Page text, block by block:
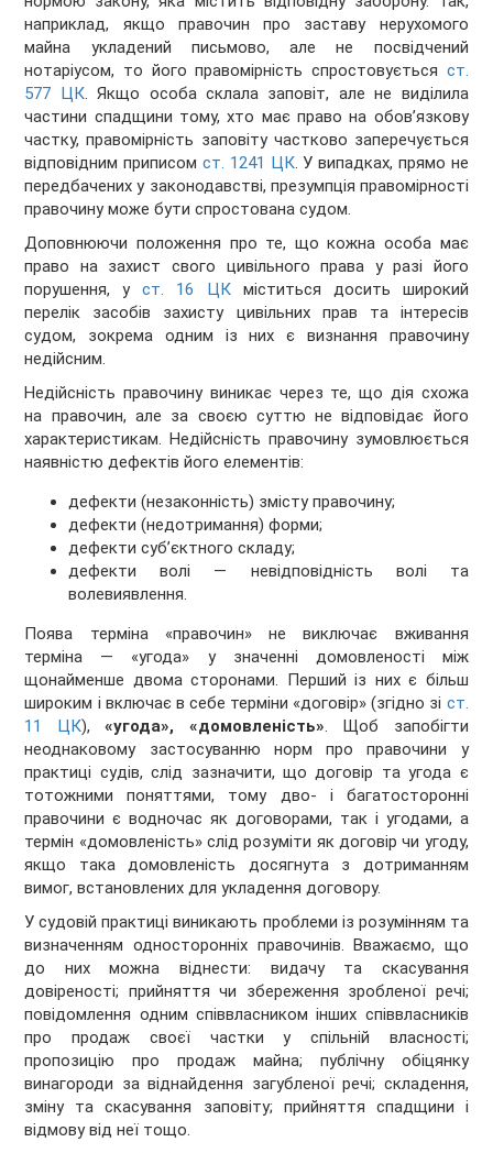
наприклад, якщо правочин про заставу нерухомого
майна укладений письмово, але не посвідчений
нотаріусом, то його правомірність спростовується ст.
577 ЦК. Якщо особа склала заповіт, але не виділила
частини спадщини тому, хто має право на обов’язкову
частку, правомірність заповіту частково заперечується
відповідним приписом ст. 1241 ЦК. У випадках, прямо не
передбачених у законодавстві, презумпція правомірності
правочину може бути спростована судом.
Доповнюючи положення про те, що кожна особа має
право на захист свого цивільного права у разі його
порушення, уст. 16 ЦК міститься досить широкий
перелік засобів захисту цивільних прав та інтересів
судом, зокрема одним із них є визнання правочину
недійсним.
Недійсність правочину виникає через те, що дія схожа
на правочин, але за своєю суттю не відповідає його
характеристикам. Недійсність правочину зумовлюється
наявністю дефектів його елементів:
дефекти (незаконність) змісту правочину;
дефекти (недотримання) форми;
дефекти суб’єктного складу;
дефекти волі — невідповідність волі та
волевиявлення.
Поява терміна «правочин» не виключає вживання
терміна — «угода» у значенні домовленості між
щонайменше двома сторонами. Перший із них є більш
широким і включає в себе терміни «договір» (згідно зі ст.
11 ЦК),«угода», «домовленість». Щоб запобігти
неоднаковому застосуванню норм про правочини у
практиці судів, слід зазначити, що договір та угода є
тотожними поняттями, тому дво- і багатосторонні
правочини є водночас як договорами, так і угодами, а
термін «домовленість» слід розуміти як договір чи угоду,
якщо така домовленість досягнута з дотриманням
вимог, встановлених для укладення договору.
У судовій практиці виникають проблеми із розумінням та
визначенням односторонніх правочинів. Вважаємо, що
до них можна віднести: видачу та скасування
довіреності; прийняття чи збереження зробленої речі;
повідомлення одним співвласником інших співвласників
про продаж своєї частки у спільній власності;
пропозицію про продаж майна; публічну обіцянку
винагороди за віднайдення загубленої речі; складення,
зміну та скасування заповіту; прийняття спадщини і
відмову від неї тощо.